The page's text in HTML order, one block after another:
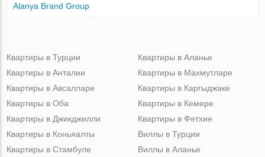
Alanya Brand Group
Квартиры в Турции
Квартиры в Анталии
Квартиры в Авсалларе
Квартиры в Оба
Квартиры в Джикджилли
Квартиры в Аланье
Квартиры в Махмутларе
Квартиры в Каргыджаке
Квартиры в Кемере
Квартиры в Фетхие
Квартиры в Коньяалты
Квартиры в Стамбуле
Виллы в Турции
Виллы в Аланье